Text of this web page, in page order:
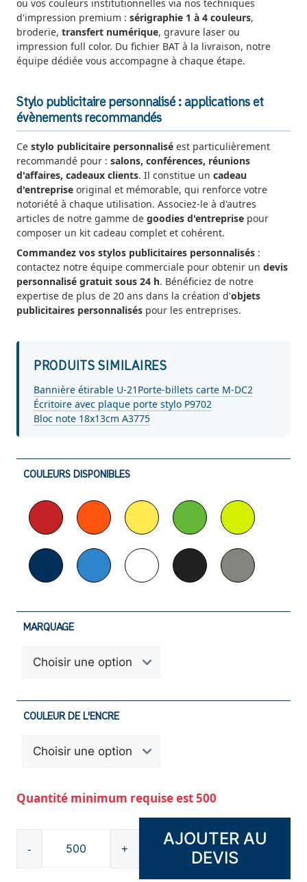
ou vos couleurs institutionnelles via nos techniques
d'impression premium : sérigraphie 1 à 4 couleurs,
broderie, transfert numérique, gravure laser ou
impression full color. Du fichier BAT à la livraison, notre
équipe dédiée vous accompagne à chaque étape.
Stylo publicitaire personnalisé : applications et
évènements recommandés
Ce stylo publicitaire personnalisé est particulièrement
recommandé pour : salons, conférences, réunions
d'affaires, cadeaux clients. Il constitue un cadeau
d'entreprise original et mémorable, qui renforce votre
notoriété à chaque utilisation. Associez-le à d'autres
articles de notre gamme de goodies d'entreprise pour
composer un kit cadeau complet et cohérent.
Commandez vos stylos publicitaires personnalisés :
contactez notre équipe commerciale pour obtenir un devis
personnalisé gratuit sous 24 h. Bénéficiez de notre
expertise de plus de 20 ans dans la création d'objets
publicitaires personnalisés pour les entreprises.
PRODUITS SIMILAIRES
Bannière étirable U-21 Porte-billets carte M-DC2
Écritoire avec plaque porte stylo P9702
Bloc note 18x13cm A3775
COULEURS DISPONIBLES
MARQUAGE
COULEUR DE L'ENCRE
Quantité minimum requise est 500
-
quantité
de
+
AJOUTER AU
DEVIS